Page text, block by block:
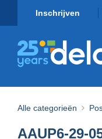
Inschrijven
Alle categorieën
AAUP6-29-